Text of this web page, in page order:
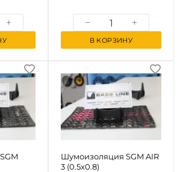
В КОРЗИНУ
Шумоизоляция SGM AIR
3 (0.5x0.8)